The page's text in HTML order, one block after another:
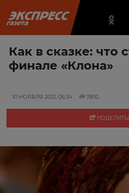
Как в сказке: что
финале «Клона»
10 НОЯБРЯ 2021, 06:34 79110